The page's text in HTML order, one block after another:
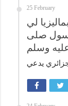
25 February
لي
صلى
عليه وسلم